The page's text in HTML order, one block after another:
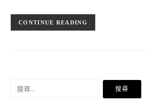
CONTINUE READING